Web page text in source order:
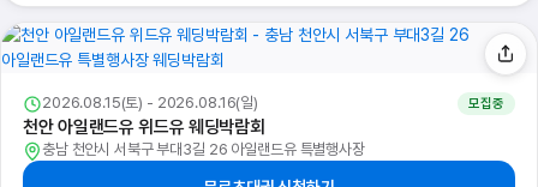
2026.08.15(토) - 2026.08.16(일) 모집중
천안 아일랜드유 위드유 웨딩박람회
충남 천안시 서북구 부대3길 26 아일랜드유 특별행사장